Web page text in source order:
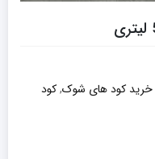
خرید کود های شوک,کود